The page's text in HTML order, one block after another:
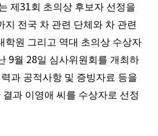
제31회 초의상 후보자 선정을
지 전국 차 관련 단체와 차 관련
학원 그리고 역대 초의상 수상자
9월 28일 심사위원회를 개최하
과 공적사항 및 증빙자료 등을
과 이영애 씨를 수상자로 선정